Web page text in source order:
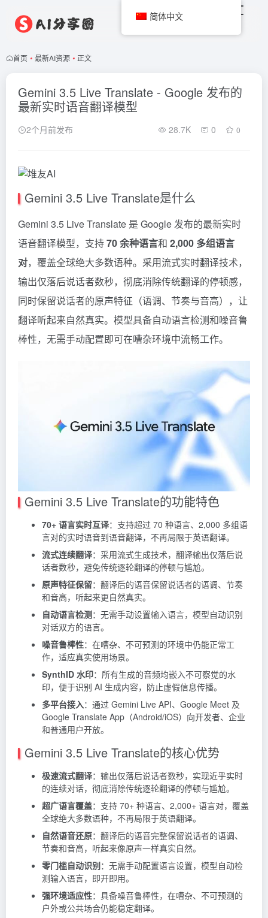
首页 • 最新AI资源 • 正文
Gemini 3.5 Live Translate - Google 发布的
最新实时语音翻译模型
2个月前发布 28.7K 0 0
Gemini 3.5 Live Translate是什么
Gemini 3.5 Live Translate 是 Google 发布的最新实时
语音翻译模型，支持70 余种语言和 2,000 多组语言
对，覆盖全球绝大多数语种。采用流式实时翻译技术，
输出仅落后说话者数秒，彻底消除传统翻译的停顿感，
同时保留说话者的原声特征（语调、节奏与音高），让
翻译听起来自然真实。模型具备自动语言检测和噪音鲁
棒性，无需手动配置即可在嘈杂环境中流畅工作。
Gemini 3.5 Live Translate的功能特色
70+ 语言实时互译：支持超过 70 种语言、2,000 多组语
言对的实时语音到语音翻译，不再局限于英语翻译。
流式连续翻译：采用流式生成技术，翻译输出仅落后说
话者数秒，避免传统逐轮翻译的停顿与尴尬。
原声特征保留：翻译后的语音保留说话者的语调、节奏
和音高，听起来更自然真实。
自动语言检测：无需手动设置输入语言，模型自动识别
对话双方的语言。
噪音鲁棒性：在嘈杂、不可预测的环境中仍能正常工
作，适应真实使用场景。
SynthID 水印：所有生成的音频均嵌入不可察觉的水
印，便于识别 AI 生成内容，防止虚假信息传播。
多平台接入：通过 Gemini Live API、Google Meet 及
Google Translate App（Android/iOS）向开发者、企业
和普通用户开放。
Gemini 3.5 Live Translate的核心优势
极速流式翻译：输出仅落后说话者数秒，实现近乎实时
的连续对话，彻底消除传统逐轮翻译的停顿与尴尬。
超广语言覆盖：支持 70+ 种语言、2,000+ 语言对，覆盖
全球绝大多数语种，不再局限于英语翻译。
自然语音还原：翻译后的语音完整保留说话者的语调、
节奏和音高，听起来像原声一样真实自然。
零门槛自动识别：无需手动配置语言设置，模型自动检
测输入语言，即开即用。
强环境适应性：具备噪音鲁棒性，在嘈杂、不可预测的
户外或公共场合仍能稳定翻译。
简体中文